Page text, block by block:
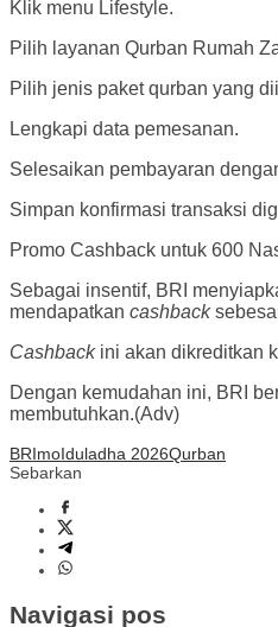
Klik menu Lifestyle.
Pilih layanan Qurban Rumah
Pilih jenis paket qurban yang
Lengkapi data pemesanan.
Selesaikan pembayaran
Simpan konfirmasi transaksi
Promo Cashback untuk 600
Sebagai insentif, BRI
mendapatkan cashback
Cashbackini akan dikreditkan
Dengan kemudahan ini, BRI
membutuhkan.(Adv)
BRImoIduladha 2026Qurban
Sebarkan
Navigasi pos